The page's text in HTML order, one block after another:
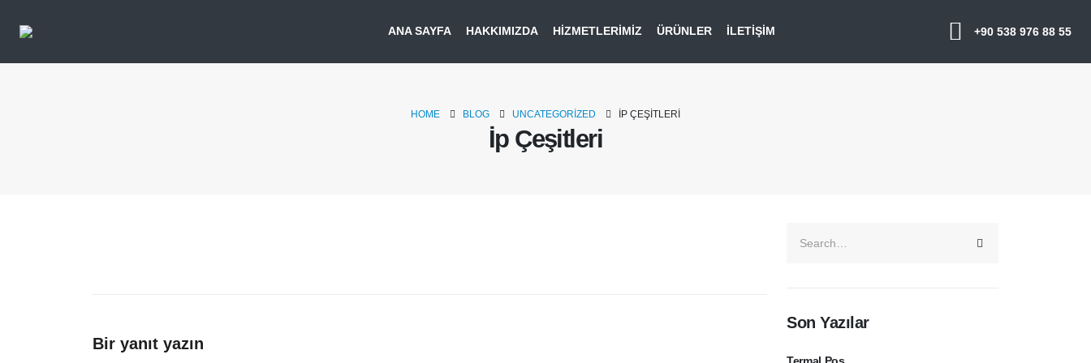
ANA SAYFA HAKKIMIZDA HIZMETLERIMIZ ÜRÜNLER İLETIŞIM +90 538 976 88 55
HOME BLOG UNCATEGORIZED İP ÇEŞITLERI
İp Çeşitleri
Bir yanıt yazın
Son Yazılar